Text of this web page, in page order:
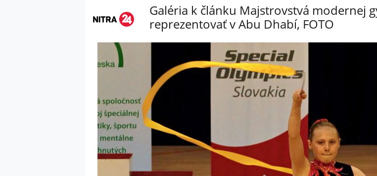
Galéria k článku Majstrovstvá modernej
reprezentovať v Abu Dhabí, FOTO